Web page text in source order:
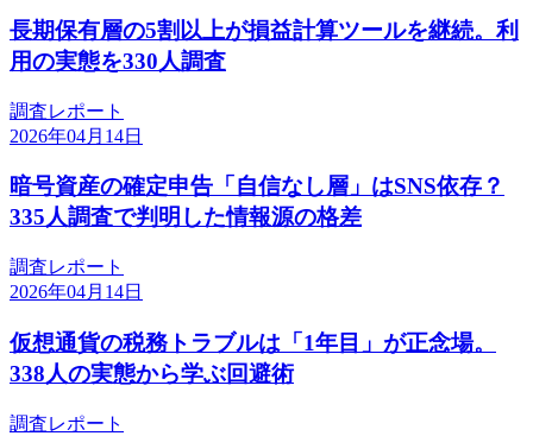
長期保有層の5割以上が損益計算ツールを継続。利
用の実態を330人調査
調査レポート
2026年04月14日
暗号資産の確定申告「自信なし層」はSNS依存？
335人調査で判明した情報源の格差
調査レポート
2026年04月14日
仮想通貨の税務トラブルは「1年目」が正念場。
338人の実態から学ぶ回避術
調査レポート